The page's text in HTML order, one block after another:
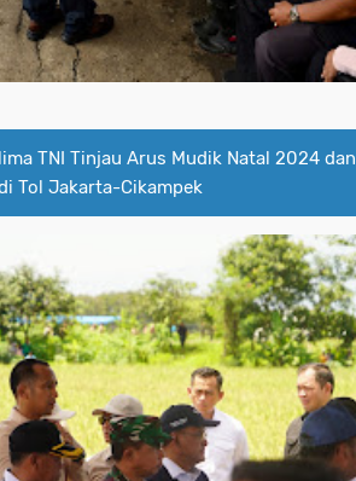
TNI Tinjau Arus Mudik Natal 2024 dan
Tol Jakarta-Cikampek